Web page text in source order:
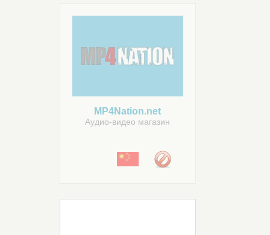
MP4Nation.net
Аудио-видео магазин